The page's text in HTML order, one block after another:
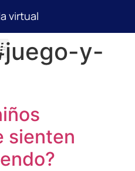
virtual
y-
sienten